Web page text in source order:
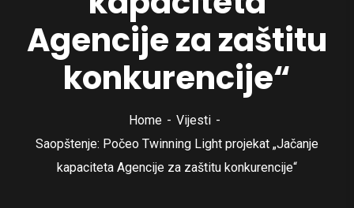
Agencije za zaštitu
konkurencije“
Home
Vijesti
Saopštenje: Počeo Twinning Light projekat „Jačanje
kapaciteta Agencije za zaštitu konkurencije“